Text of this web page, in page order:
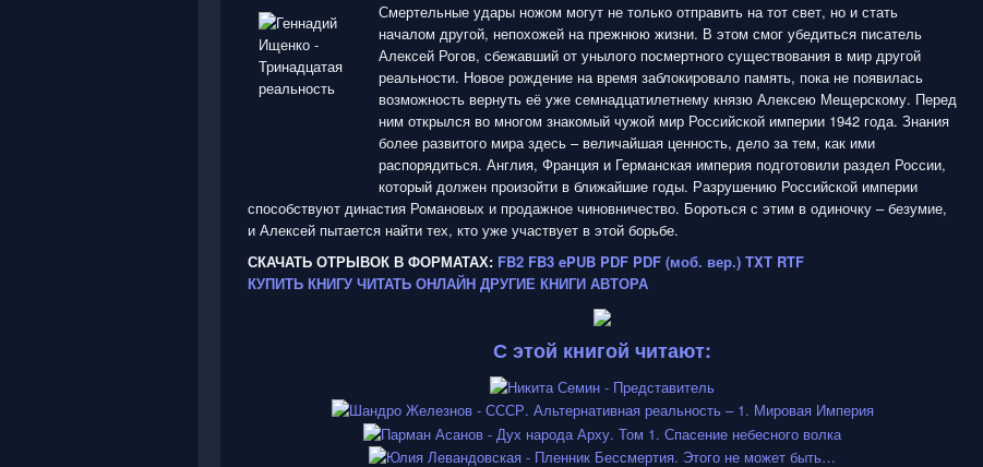
Смертельные удары ножом могут не только отправить на тот свет, но и стать
началом другой, непохожей на прежнюю жизни. В этом смог убедиться писатель
Алексей Рогов, сбежавший от унылого посмертного существования в мир другой
реальности. Новое рождение на время заблокировало память, пока не появилась
возможность вернуть её уже семнадцатилетнему князю Алексею Мещерскому. Перед
ним открылся во многом знакомый чужой мир Российской империи 1942 года. Знания
более развитого мира здесь – величайшая ценность, дело за тем, как ими
распорядиться. Англия, Франция и Германская империя подготовили раздел России,
который должен произойти в ближайшие годы. Разрушению Российской империи
способствуют династия Романовых и продажное чиновничество. Бороться с этим в одиночку – безумие,
и Алексей пытается найти тех, кто уже участвует в этой борьбе.
СКАЧАТЬ ОТРЫВОК В ФОРМАТАХ: FB2 FB3 ePUB PDF PDF (моб. вер.) TXT RTF
КУПИТЬ КНИГУ ЧИТАТЬ ОНЛАЙН ДРУГИЕ КНИГИ АВТОРА
С этой книгой читают: